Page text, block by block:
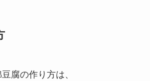
腐の作り方は、